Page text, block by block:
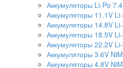
Аккумуляторы Li-Po
Аккумуляторы 11.1V
Аккумуляторы 14.8V
Аккумуляторы 18.5V
Аккумуляторы 22.2V
Аккумуляторы 3.6V
Аккумуляторы 4.8V